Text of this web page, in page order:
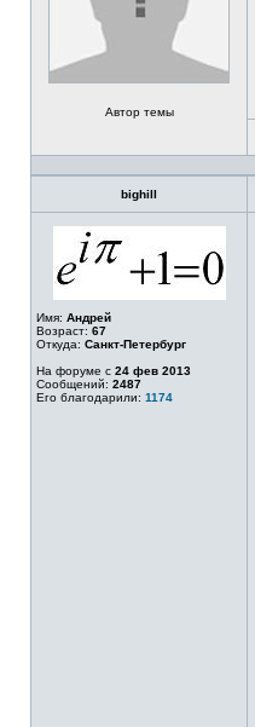
Автор темы
bighill
Имя: Андрей
Возраст: 67
Откуда: Санкт-Петербург
На форуме с 24 фев 2013
Сообщений: 2487
Его благодарили: 1174